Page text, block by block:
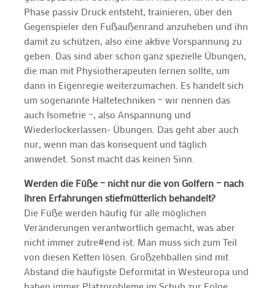
Phase passiv Druck entsteht, trainieren, über den
Gegenspieler den Fußaußenrand anzuheben und ihn
damit zu schützen, also eine aktive Vorspannung zu
geben. Das sind aber schon ganz spezielle Übungen,
die man mit Physiotherapeuten lernen sollte, um
dann in Eigenregie weiterzumachen. Es handelt sich
um sogenannte Haltetechniken – wir nennen das
auch Isometrie –, also Anspannung und
Wiederlockerlassen- Übungen. Das geht aber auch
nur, wenn man das konsequent und täglich
anwendet. Sonst macht das keinen Sinn.
Werden die Füße – nicht nur die von Golfern – nach
Ihren Erfahrungen stiefmütterlich behandelt?
Die Füße werden häufig für alle möglichen
Veränderungen verantwortlich gemacht, was aber
nicht immer zutre#end ist. Man muss sich zum Teil
von diesen Ketten lösen. Großzehballen sind mit
Abstand die häufigste Deformität in Westeuropa und